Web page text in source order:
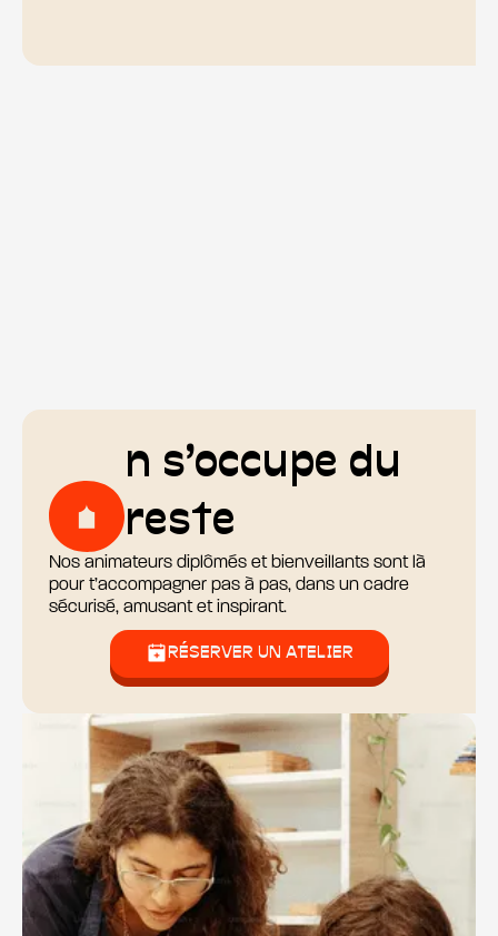
n s’occupe du
reste
Nos animateurs diplômés et bienveillants sont là
pour t’accompagner pas à pas, dans un cadre
sécurisé, amusant et inspirant.
RÉSERVER UN ATELIER